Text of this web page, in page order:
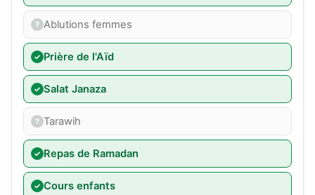
Ablutions femmes
Prière de l'Aïd
Salat Janaza
Tarawih
Repas de Ramadan
Cours enfants